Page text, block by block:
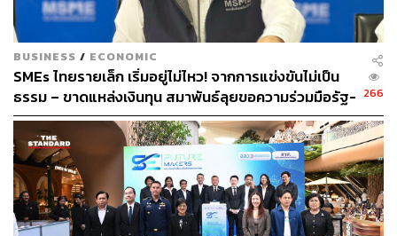
47
ABOUT THE AUTHOR
THE STANDARD TEAM
กองบรรณาธิการ THE STANDARD
BUSINESS / ECONOMIC
SMEs ไทยรายเล็ก เริ่มอยู่ไม่ไหว! จากการแข่งขันไม่เป็น
ธรรม – ขาดแหล่งเงินทุน สมาพันธ์ลุยขอความร่วมมือรัฐ-
เอกชนเร่งแก้
266